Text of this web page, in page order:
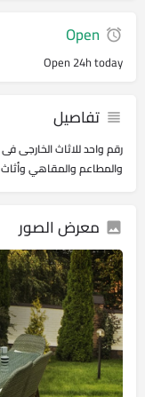
Open
Open 24h today
تفاصيل
رقم واحد للاثاث الخارجى
والمطاعم والمقاهي
معرض الصور